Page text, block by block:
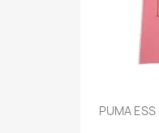
PUMA ESS